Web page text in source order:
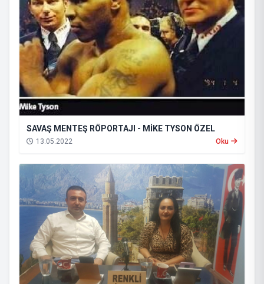
SAVAŞ MENTEŞ RÖPORTAJI - MİKE TYSON ÖZEL
13.05.2022 Oku